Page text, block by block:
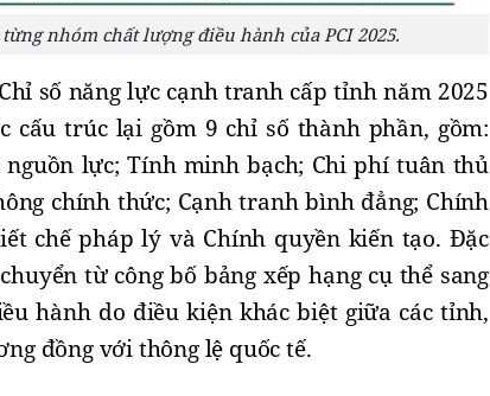
nhóm chất lượng điều hành của PCI 2025.
số năng lực cạnh tranh cấp tỉnh năm 2025
cấu trúc lại gồm 9 chỉ số thành phần, gồm:
lực; Tính minh bạch; Chi phí tuân thủ
chính thức; Cạnh tranh bình đẳng; Chính
chế pháp lý và Chính quyền kiến tạo. Đặc
từ công bố bảng xếp hạng cụ thể sang
hành do điều kiện khác biệt giữa các tỉnh,
đồng với thông lệ quốc tế.